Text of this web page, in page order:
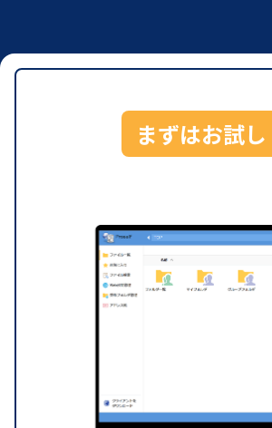
まずはお試し